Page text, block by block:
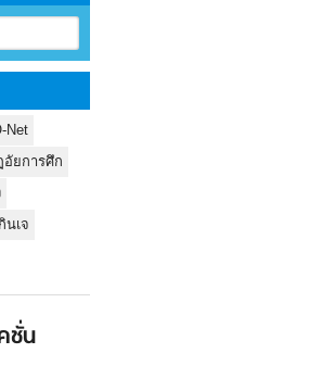
Net
อัยการศึก
นเจ
ชั่น